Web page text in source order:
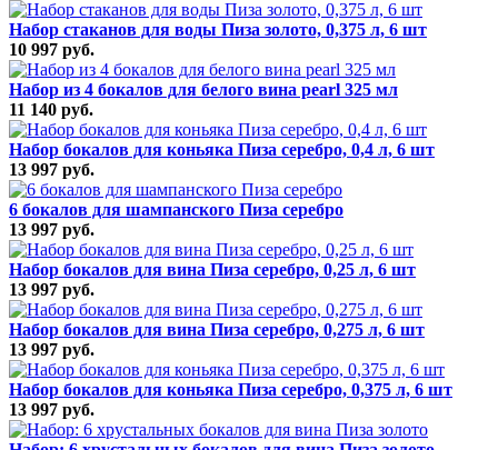
Набор стаканов для воды Пиза золото, 0,375 л, 6 шт
10 997 руб.
Набор из 4 бокалов для белого вина pearl 325 мл
11 140 руб.
Набор бокалов для коньяка Пиза серебро, 0,4 л, 6 шт
13 997 руб.
6 бокалов для шампанcкого Пиза серебро
13 997 руб.
Набор бокалов для вина Пиза серебро, 0,25 л, 6 шт
13 997 руб.
Набор бокалов для вина Пиза серебро, 0,275 л, 6 шт
13 997 руб.
Набор бокалов для коньяка Пиза серебро, 0,375 л, 6 шт
13 997 руб.